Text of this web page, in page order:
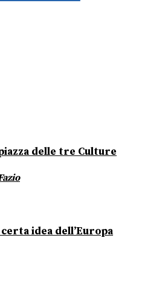
delle tre Culture
idea dell’Europa